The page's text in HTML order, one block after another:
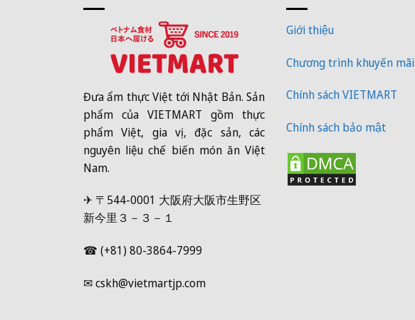
Đưa ẩm thực Việt tới Nhật Bản. Sản
phẩm của VIETMART gồm thực
phẩm Việt, gia vị, đặc sản, các
nguyên liệu chế biến món ăn Việt
Nam.
✈ 〒544-0001 大阪府大阪市生野区
新今里３－３－１
☎ (+81) 80-3864-7999
✉ cskh@vietmartjp.com
Giới thiệu
Chương trình khuyến mãi
Chính sách VIETMART
Chính sách bảo mật